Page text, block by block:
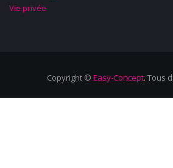
Vie privée
Copyright © Easy-Concept. Tous